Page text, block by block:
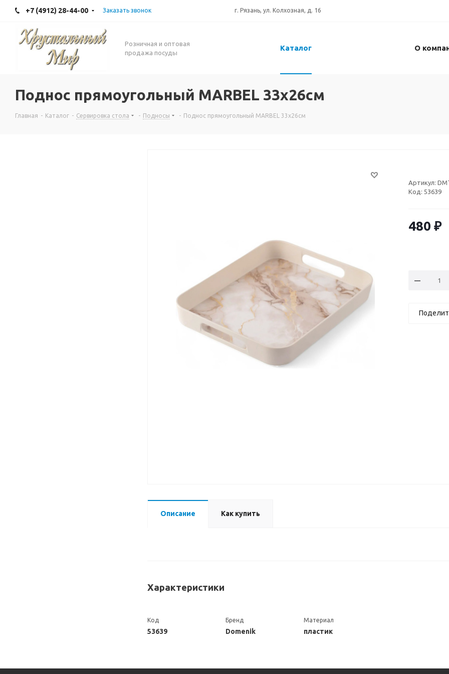
+7 (4912) 28-44-00 Заказать звонок г. Рязань, ул. Колхозная, д. 16
Розничная и оптовая
продажа посуды
Каталог О
Поднос прямоугольный MARBEL 33х26см
Главная - Каталог - Сервировка стола - Подносы - Поднос прямоугольный MARBEL 33х26см
Артикул:
Код: 53639
480 ₽
Описание Как купить
Характеристики
Код
53639
Бренд
Domenik
Материал
пластик